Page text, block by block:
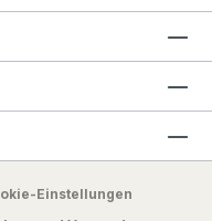
Einstellungen